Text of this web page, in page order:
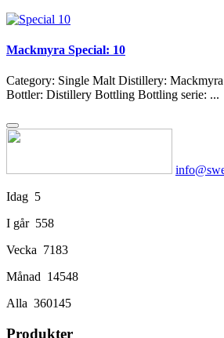
Mackmyra Special: 10
Category: Single Malt Distillery:
Bottler: Distillery Bottling Bottling serie: ...
Idag 5
I går 558
Vecka 7183
Månad 14548
Alla 360145
Produkter